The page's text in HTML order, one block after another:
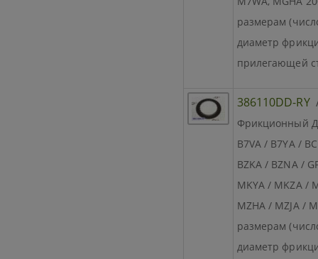
размерам
диаметр
прилегающей
386110DD-RY
Фрикционный
B7VA / B7YA /
BZKA / BZNA /
MKYA / MKZA /
MZHA / MZJA /
размерам
диаметр